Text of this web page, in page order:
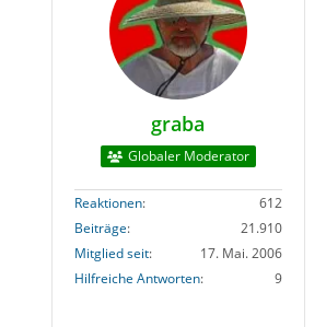
graba
Globaler Moderator
Reaktionen
612
Beiträge
21.910
Mitglied seit
17. Mai. 2006
Hilfreiche Antworten
9